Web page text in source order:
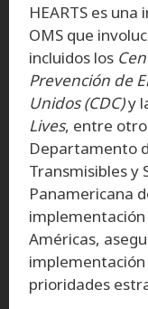
HEARTS es
OMS que
incluidos los
Prevención de
Unidos (CDC)y
Lives, entre
Departamento
Transmisibles y
Panamericana
implementación
Américas,
prioridades